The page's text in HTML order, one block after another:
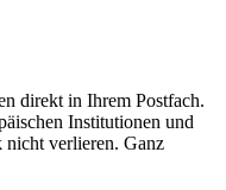
direkt in Ihrem Postfach.
Institutionen und
nicht verlieren. Ganz